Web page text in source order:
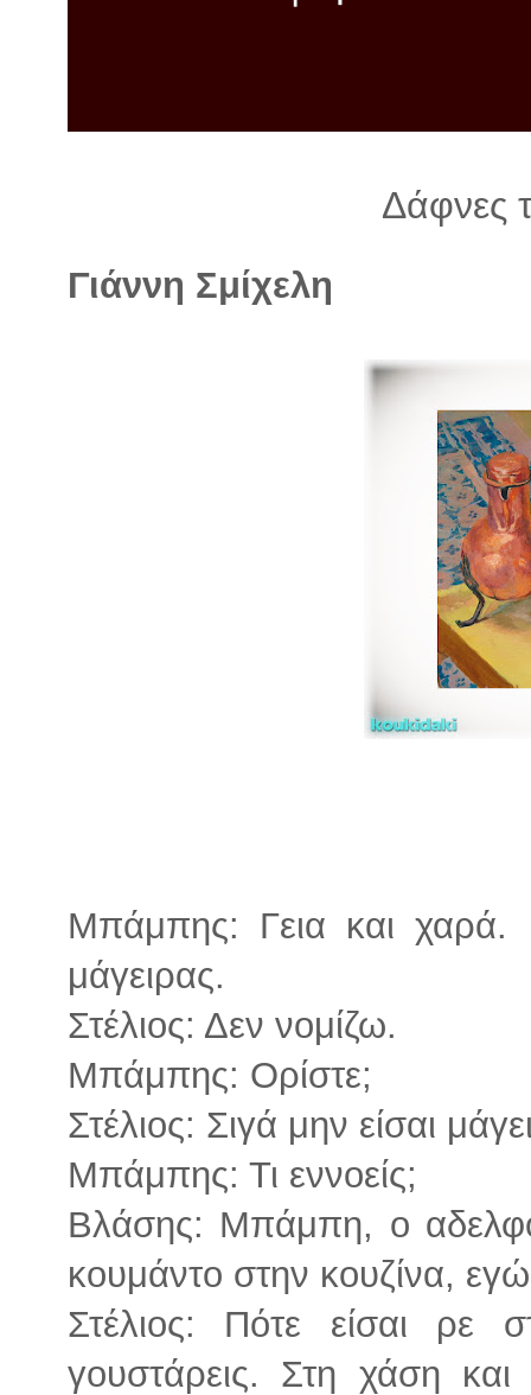
Δάφνες
Γιάννη Σμίχελη
Μπάμπης: Γεια και
μάγειρας.
Στέλιος: Δεν νομίζω.
Μπάμπης: Ορίστε;
Στέλιος: Σιγά μην είσαι
Μπάμπης: Τι εννοείς;
Βλάσης: Μπάμπη, ο
κουμάντο στην κουζίνα,
Στέλιος: Πότε είσαι ρε
γουστάρεις. Στη χάση